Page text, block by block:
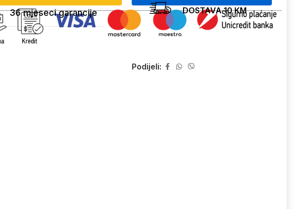
36 mjeseci garancije DOSTAVA 10 KM
Podijeli: